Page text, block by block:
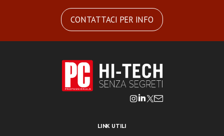
CONTATTACI PER INFO
LINK UTILI